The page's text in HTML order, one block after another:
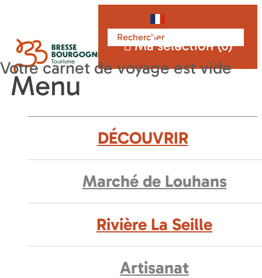
Français
Ma sélection (0)
Menu
DÉCOUVRIR
Marché de Louhans
Rivière La Seille
Artisanat